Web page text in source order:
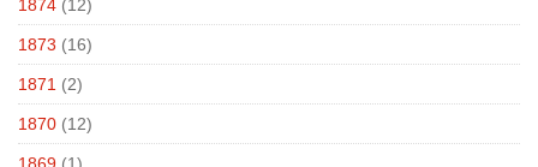
1874 (12)
1873 (16)
1871 (2)
1870 (12)